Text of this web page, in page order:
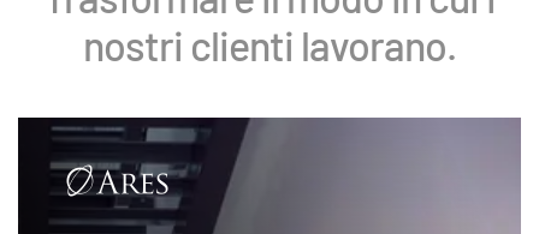
nostri clienti lavorano.